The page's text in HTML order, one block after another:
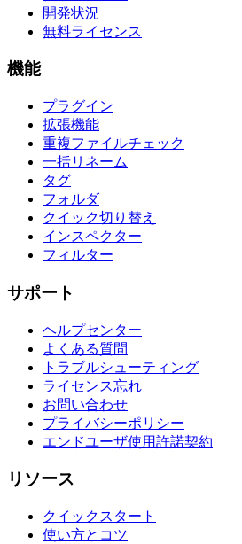
開発状況
無料ライセンス
機能
プラグイン
拡張機能
重複ファイルチェック
一括リネーム
タグ
フォルダ
クイック切り替え
インスペクター
フィルター
サポート
ヘルプセンター
よくある質問
トラブルシューティング
ライセンス忘れ
お問い合わせ
プライバシーポリシー
エンドユーザ使用許諾契約
リソース
クイックスタート
使い方とコツ